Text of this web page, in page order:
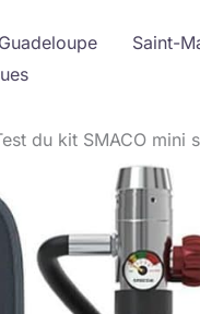
Guadeloupe Saint-
du kit SMACO mini